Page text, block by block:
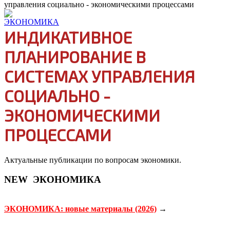
управления социально - экономическими процессами
ИНДИКАТИВНОЕ
ПЛАНИРОВАНИЕ В
СИСТЕМАХ УПРАВЛЕНИЯ
СОЦИАЛЬНО -
ЭКОНОМИЧЕСКИМИ
ПРОЦЕССАМИ
Актуальные публикации по вопросам экономики.
NEW ЭКОНОМИКА
ЭКОНОМИКА: новые материалы (2026) →